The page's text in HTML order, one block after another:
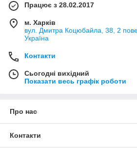
Працює з 28.02.2017
м. Харків
вул. Дмитра Коцюбайла, 38, 2
Україна
Контакти
Сьогодні вихідний
Показати весь графік роботи
Про нас
Контакти